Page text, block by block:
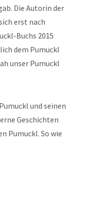
Die Autorin der
erst nach
Buchs 2015
dem Pumuckl
unser Pumuckl
und seinen
Geschichten
Pumuckl. So wie